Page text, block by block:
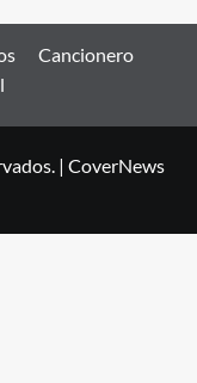
Cancionero
| CoverNews